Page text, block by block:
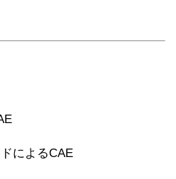
によるCAE